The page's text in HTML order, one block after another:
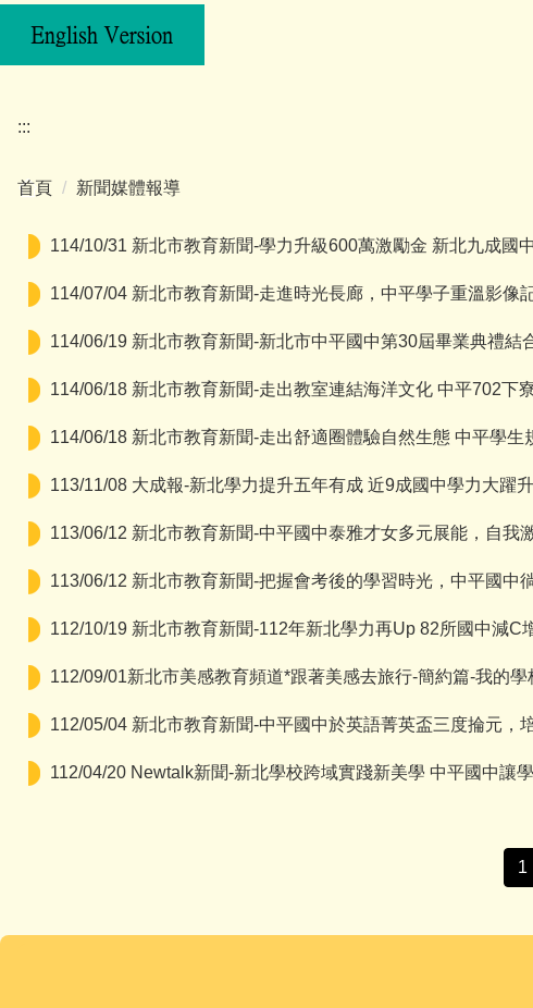
:::
首頁 新聞媒體報導
114/10/31 新北市教育新聞-學力升級600萬激勵金 新北九成國
114/07/04 新北市教育新聞-走進時光長廊，中平學子重溫影像
114/06/19 新北市教育新聞-新北市中平國中第30屆畢業典禮
114/06/18 新北市教育新聞-走出教室連結海洋文化 中平702下
114/06/18 新北市教育新聞-走出舒適圈體驗自然生態 中平學生
113/11/08 大成報-新北學力提升五年有成 近9成國中學力大躍升
113/06/12 新北市教育新聞-中平國中泰雅才女多元展能，自我
113/06/12 新北市教育新聞-把握會考後的學習時光，中平國中
112/10/19 新北市教育新聞-112年新北學力再Up 82所國中減C
112/09/01新北市美感教育頻道*跟著美感去旅行-簡約篇-我的學
112/05/04 新北市教育新聞-中平國中於英語菁英盃三度掄元，
112/04/20 Newtalk新聞-新北學校跨域實踐新美學 中平國中讓
1